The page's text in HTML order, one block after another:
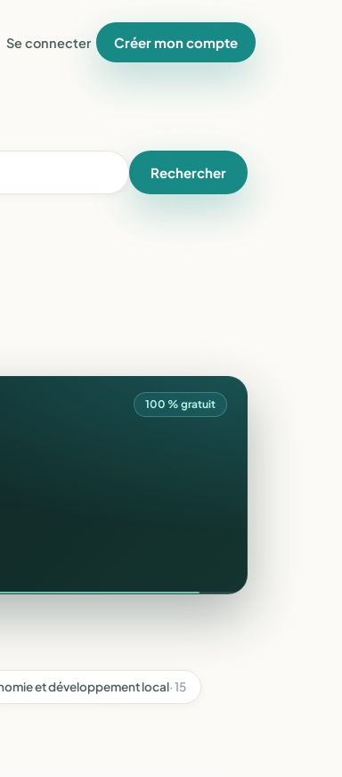
Se connecter Créer mon compte
Rechercher
100 % gratuit
et développement local· 15